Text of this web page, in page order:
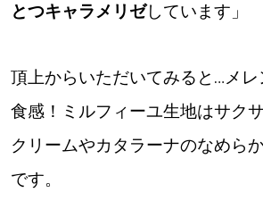
とつキャラメリゼしています」
頂上からいただいてみると…メレ
食感！ミルフィーユ生地はサク
クリームやカタラーナのなめら
です。